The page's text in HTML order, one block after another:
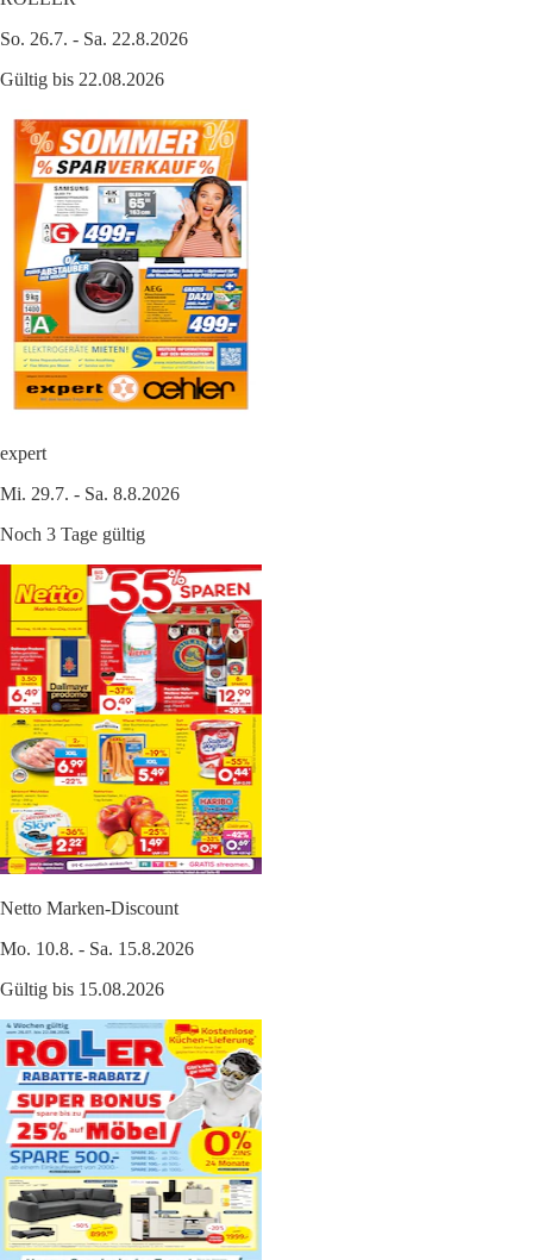
So. 26.7. - Sa. 22.8.2026
Gültig bis 22.08.2026
expert
Mi. 29.7. - Sa. 8.8.2026
Noch 3 Tage gültig
Netto Marken-Discount
Mo. 10.8. - Sa. 15.8.2026
Gültig bis 15.08.2026